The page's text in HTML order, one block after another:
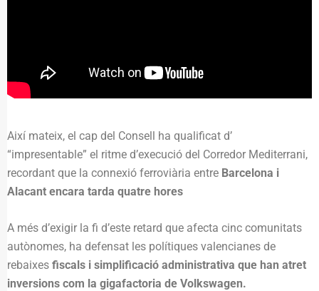
Així mateix, el cap del Consell ha qualificat d’
“impresentable” el ritme d’execució del Corredor Mediterrani,
recordant que la connexió ferroviària entre Barcelona i
Alacant encara tarda quatre hores
A més d’exigir la fi d’este retard que afecta cinc comunitats
autònomes, ha defensat les polítiques valencianes de
rebaixes fiscals i simplificació administrativa que han atret
inversions com la gigafactoria de Volkswagen.